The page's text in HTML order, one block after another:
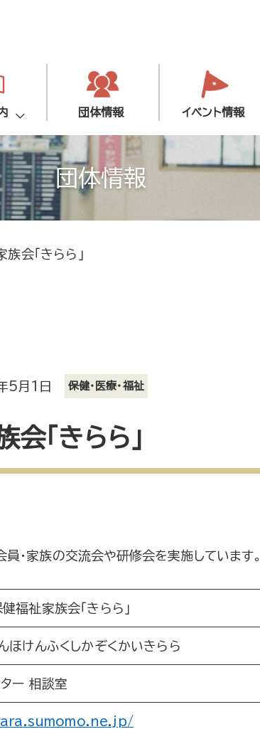
団体情報 イベント情報
団体情報
会「きらら」
5月1日 保健・医療・福祉
「きらら」
・家族の交流会や研修会を実施しています
福祉家族会「きらら」
ほけんふくしかぞくかいきらら
ー 相談室